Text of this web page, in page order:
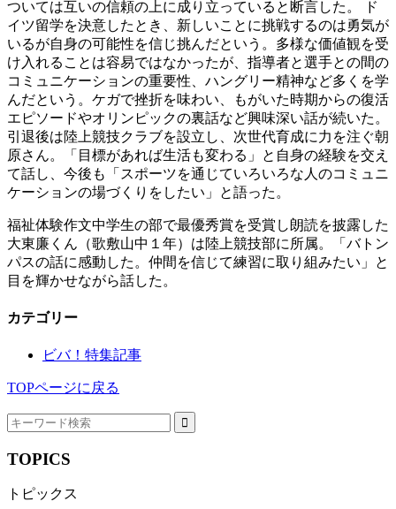
ついては互いの信頼の上に成り立っていると断言した。 ド
イツ留学を決意したとき、新しいことに挑戦するのは勇気が
いるが自身の可能性を信じ挑んだという。多様な価値観を受
け入れることは容易ではなかったが、指導者と選手との間の
コミュニケーションの重要性、ハングリー精神など多くを学
んだという。ケガで挫折を味わい、もがいた時期からの復活
エピソードやオリンピックの裏話など興味深い話が続いた。
引退後は陸上競技クラブを設立し、次世代育成に力を注ぐ朝
原さん。「目標があれば生活も変わる」と自身の経験を交え
て話し、今後も「スポーツを通じていろいろな人のコミュニ
ケーションの場づくりをしたい」と語った。
福祉体験作文中学生の部で最優秀賞を受賞し朗読を披露した
大東廉くん（歌敷山中１年）は陸上競技部に所属。「バトン
パスの話に感動した。仲間を信じて練習に取り組みたい」と
目を輝かせながら話した。
カテゴリー
ビバ！特集記事
TOPページに戻る
TOPICS
トピックス